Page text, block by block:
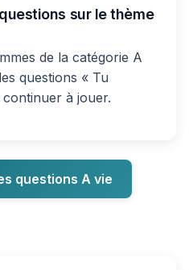
sur le thème
de la catégorie A
questions « Tu
à jouer.
questions A vie